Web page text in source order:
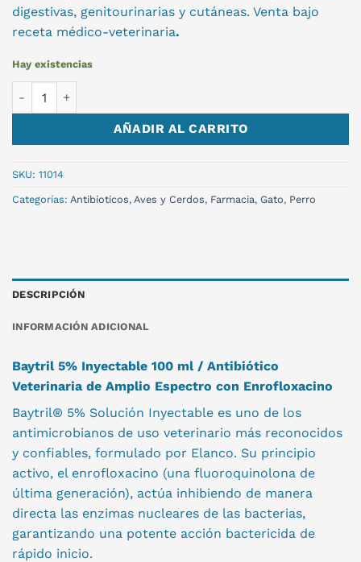
digestivas, genitourinarias y cutáneas. Venta bajo
receta médico-veterinaria.
Hay existencias
AÑADIR AL CARRITO
SKU: 11014
Categorías: Antibioticos, Aves y Cerdos, Farmacia, Gato, Perro
DESCRIPCIÓN
INFORMACIÓN ADICIONAL
Baytril 5% Inyectable 100 ml / Antibiótico
Veterinaria de Amplio Espectro con Enrofloxacino
Baytril® 5% Solución Inyectable es uno de los
antimicrobianos de uso veterinario más reconocidos
y confiables, formulado por Elanco. Su principio
activo, el enrofloxacino (una fluoroquinolona de
última generación), actúa inhibiendo de manera
directa las enzimas nucleares de las bacterias,
garantizando una potente acción bactericida de
rápido inicio.